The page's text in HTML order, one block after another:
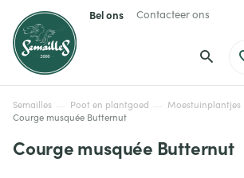
Bel ons Contacteer ons
Semailles Poot en plantgoed Moestuinplantjes
Courge musquée Butternut
Courge musquée Butternut